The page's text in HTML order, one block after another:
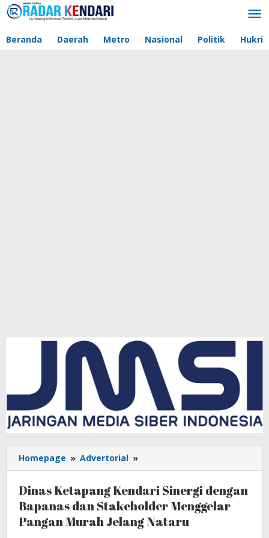
Lewati
ke
Beranda Daerah Metro Nasional Politik
Homepage » Advertorial »
Ketapang
Sinergi
dengan
Bapanas
Dinas Ketapang Kendari Sinergi dengan
Bapanas dan Stakeholder Menggelar
Pangan Murah Jelang Nataru